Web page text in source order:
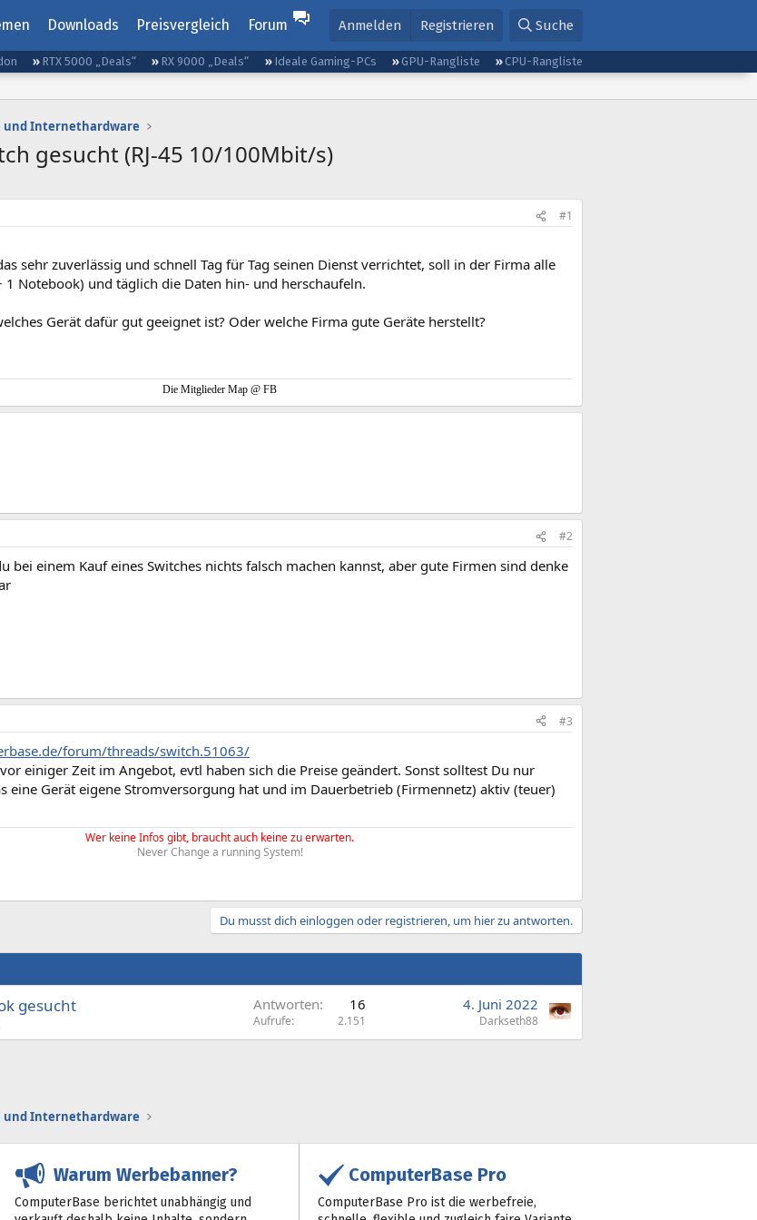
Downloads Preisvergleich Forum Anmelden Registrieren Suche
RTX 5000 „Deals“ RX 9000 „Deals“ Ideale Gaming-PCs GPU-Rangliste
CPU-Rangliste
und Internethardware
gesucht (RJ-45 10/100Mbit/s)
#1
sehr zuverlässig und schnell Tag für Tag seinen Dienst verrichtet, soll in der Firma alle
1 Notebook) und täglich die Daten hin- und herschaufeln.
Gerät dafür gut geeignet ist? Oder welche Firma gute Geräte herstellt?
Die Mitglieder Map @ FB
#2
bei einem Kauf eines Switches nichts falsch machen kannst, aber gute Firmen sind denke
#3
forum/threads/switch.51063/
einiger Zeit im Angebot, evtl haben sich die Preise geändert. Sonst solltest Du nur
eine Gerät eigene Stromversorgung hat und im Dauerbetrieb (Firmennetz) aktiv (teuer)
Wer keine Infos gibt, braucht auch keine zu erwarten.
Never Change a running System!
Du musst dich einloggen oder registrieren, um hier zu antworten.
gesucht Antworten 16
Aufrufe 2.151
4. Juni 2022
Darkseth88
und Internethardware
Warum Werbebanner?
ComputerBase berichtet unabhängig und
ComputerBase Pro
ComputerBase Pro ist die werbefreie,